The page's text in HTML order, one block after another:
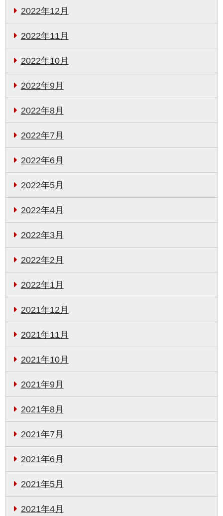
2022年12月
2022年11月
2022年10月
2022年9月
2022年8月
2022年7月
2022年6月
2022年5月
2022年4月
2022年3月
2022年2月
2022年1月
2021年12月
2021年11月
2021年10月
2021年9月
2021年8月
2021年7月
2021年6月
2021年5月
2021年4月